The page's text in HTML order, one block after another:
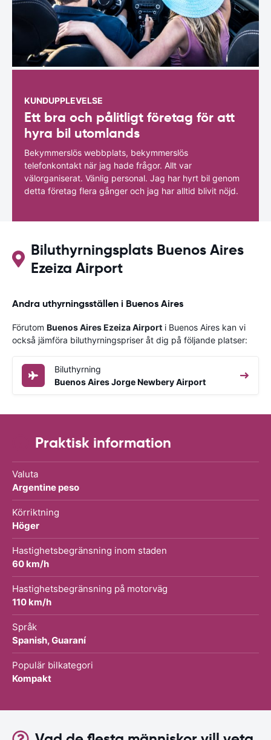
KUNDUPPLEVELSE
Ett bra och pålitligt företag för att
hyra bil utomlands
Bekymmerslös webbplats, bekymmerslös
telefonkontakt när jag hade frågor. Allt var
välorganiserat. Vänlig personal. Jag har hyrt bil genom
detta företag flera gånger och jag har alltid blivit nöjd.
Biluthyrningsplats Buenos Aires
Ezeiza Airport
Andra uthyrningsställen i Buenos Aires
Förutom Buenos Aires Ezeiza Airport i Buenos Aires kan vi
också jämföra biluthyrningspriser åt dig på följande platser:
Biluthyrning
Buenos Aires Jorge Newbery Airport
Praktisk information
Valuta
Argentine peso
Körriktning
Höger
Hastighetsbegränsning inom staden
60 km/h
Hastighetsbegränsning på motorväg
110 km/h
Språk
Spanish, Guaraní
Populär bilkategori
Kompakt